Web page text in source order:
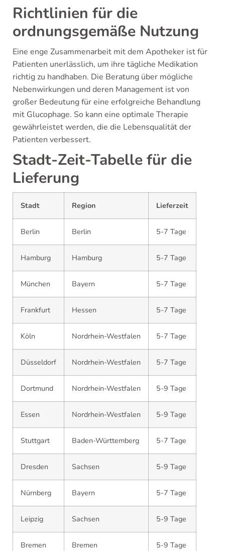
Richtlinien für die
ordnungsgemäße Nutzung
Eine enge Zusammenarbeit mit dem Apotheker ist für
Patienten unerlässlich, um ihre tägliche Medikation
richtig zu handhaben. Die Beratung über mögliche
Nebenwirkungen und deren Management ist von
großer Bedeutung für eine erfolgreiche Behandlung
mit Glucophage. So kann eine optimale Therapie
gewährleistet werden, die die Lebensqualität der
Patienten verbessert.
Stadt-Zeit-Tabelle für die
Lieferung
Stadt Region Lieferzeit
Berlin Berlin 5-7 Tage
Hamburg Hamburg 5-7 Tage
München Bayern 5-7 Tage
Frankfurt Hessen 5-7 Tage
Köln Nordrhein-Westfalen 5-7 Tage
Düsseldorf Nordrhein-Westfalen 5-7 Tage
Dortmund Nordrhein-Westfalen 5-9 Tage
Essen Nordrhein-Westfalen 5-9 Tage
Stuttgart Baden-Württemberg 5-7 Tage
Dresden Sachsen 5-9 Tage
Nürnberg Bayern 5-7 Tage
Leipzig Sachsen 5-9 Tage
Bremen Bremen 5-9 Tage